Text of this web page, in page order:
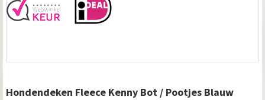
Hondendeken Fleece Kenny Bot / Pootjes Blauw